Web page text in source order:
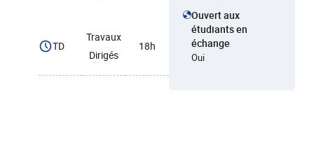
TD
Travaux
Dirigés
18h
Ouvert aux
étudiants en
échange
Oui